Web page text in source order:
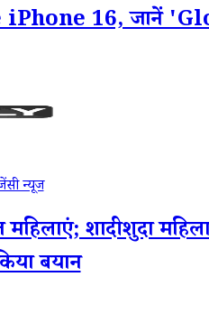
16, जानें
न्यूज
शादीशुदा
बयान